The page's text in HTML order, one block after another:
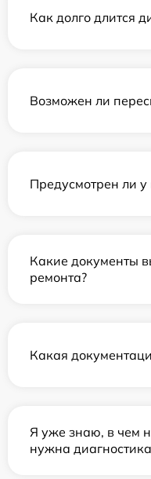
Как долго длится
Возможен ли
Предусмотрен ли
Какие документы
ремонта?
Какая
Я уже знаю, в чем
нужна